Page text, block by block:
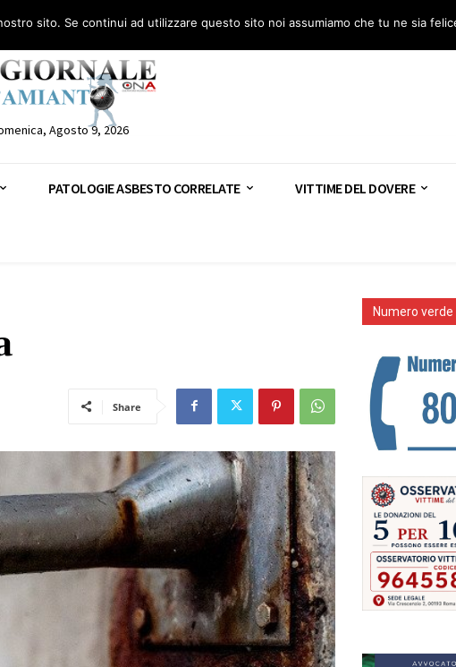
gratuita: civile, penale e lavoro Segnala – AGN Segnala – Repac
Agosto 9, 2026
PATOLOGIE ASBESTO CORRELATE VITTIME DEL DOVERE
Share
Numero verde
sito. Se continui ad utilizzare questo sito noi assumiamo che tu ne sia